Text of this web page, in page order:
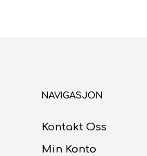
NAVIGASJON
Kontakt Oss
Min Konto